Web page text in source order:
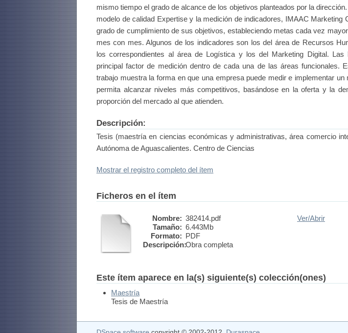
mismo tiempo el grado de alcance de los objetivos planteados por la
modelo de calidad Expertise y la medición de indicadores, IMAAC Marketing
grado de cumplimiento de sus objetivos, estableciendo metas cada vez
mes con mes. Algunos de los indicadores son los del área de Recursos
los correspondientes al área de Logística y los del Marketing Digital. Las
principal factor de medición dentro de cada una de las áreas funcionales.
trabajo muestra la forma en que una empresa puede medir e implementar un
permita alcanzar niveles más competitivos, basándose en la oferta y la
proporción del mercado al que atienden.
Descripción:
Tesis (maestría en ciencias económicas y administrativas, área comercio
Autónoma de Aguascalientes. Centro de Ciencias
Mostrar el registro completo del ítem
Ficheros en el ítem
Nombre: 382414.pdf
Tamaño: 6.443Mb
Formato: PDF
Descripción:Obra completa
Ver/Abrir
Este ítem aparece en la(s) siguiente(s) colección(ones)
Maestría
Tesis de Maestría